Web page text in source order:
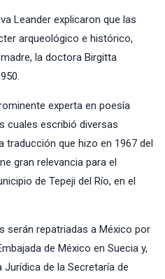
Leander explicaron que las
arqueológico e histórico,
la doctora Birgitta
experta en poesía
cuales escribió diversas
traducción que hizo en 1967 del
gran relevancia para el
de Tepeji del Río, en el
serán repatriadas a México por
de México en Suecia y,
de la Secretaría de